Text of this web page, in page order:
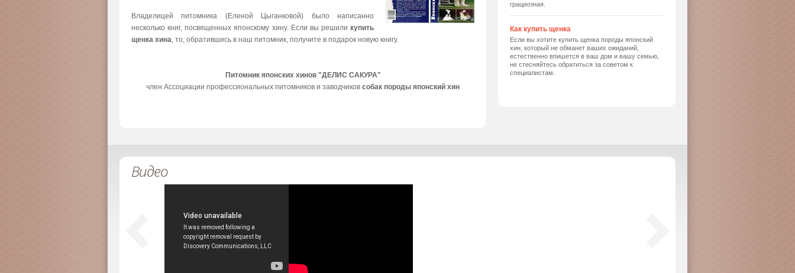
Владелицей питомника (Еленой Цыганковой) было написанно
несколько книг, посвященных японскому хину. Если вы решили купить
щенка хина, то, обратившись в наш питомник, получите в подарок новую книгу.
Питомник японских хинов "ДЕЛИС САКУРА"
член Ассоциации профессиональных питомников и заводчиков собак породы японский хин
грациозная.
Как купить щенка
Если вы хотите купить щенка породы японский
хин, который не обманет ваших ожиданий,
естественно впишется в ваш дом и вашу семью,
не стесняйтесь обратиться за советом к
специалистам.
Видео